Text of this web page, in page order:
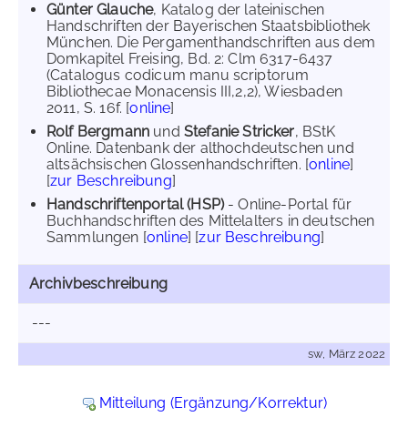
Günter Glauche, Katalog der lateinischen
Handschriften der Bayerischen Staatsbibliothek
München. Die Pergamenthandschriften aus dem
Domkapitel Freising, Bd. 2: Clm 6317-6437
(Catalogus codicum manu scriptorum
Bibliothecae Monacensis III,2,2), Wiesbaden
2011, S. 16f. [online]
Rolf Bergmann und Stefanie Stricker, BStK
Online. Datenbank der althochdeutschen und
altsächsischen Glossenhandschriften. [online]
[zur Beschreibung]
Handschriftenportal (HSP)- Online-Portal für
Buchhandschriften des Mittelalters in deutschen
Sammlungen [online] [zur Beschreibung]
Archivbeschreibung
---
sw, März 2022
Mitteilung (Ergänzung/Korrektur)